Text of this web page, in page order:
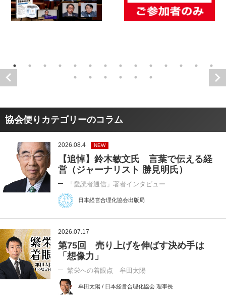
協会便りカテゴリーのコラム
2026.08.4 NEW
【追悼】鈴木敏文氏 言葉で伝える経
営（ジャーナリスト 勝見明氏）
「愛読者通信」著者インタビュー
日本経営合理化協会出版局
2026.07.17
第75回 売り上げを伸ばす決め手は
「想像力」
繁栄への着眼点 牟田太陽
牟田太陽 / 日本経営合理化協会 理事長